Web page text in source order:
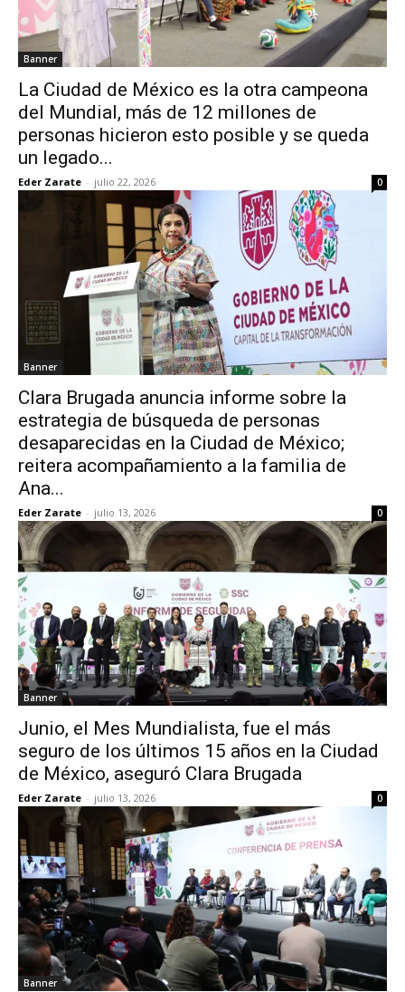
Banner
La Ciudad de México es la otra campeona
del Mundial, más de 12 millones de
personas hicieron esto posible y se queda
un legado...
Eder Zarate - julio 22, 2026 0
Banner
Clara Brugada anuncia informe sobre la
estrategia de búsqueda de personas
desaparecidas en la Ciudad de México;
reitera acompañamiento a la familia de
Ana...
Eder Zarate - julio 13, 2026 0
Banner
Junio, el Mes Mundialista, fue el más
seguro de los últimos 15 años en la Ciudad
de México, aseguró Clara Brugada
Eder Zarate - julio 13, 2026 0
Banner